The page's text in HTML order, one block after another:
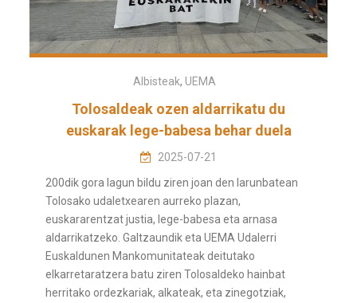
Albisteak, UEMA
Tolosaldeak ozen aldarrikatu du
euskarak lege-babesa behar duela
2025-07-21
200dik gora lagun bildu ziren joan den larunbatean
Tolosako udaletxearen aurreko plazan,
euskararentzat justia, lege-babesa eta arnasa
aldarrikatzeko. Galtzaundik eta UEMA Udalerri
Euskaldunen Mankomunitateak deitutako
elkarretaratzera batu ziren Tolosaldeko hainbat
herritako ordezkariak, alkateak, eta zinegotziak,